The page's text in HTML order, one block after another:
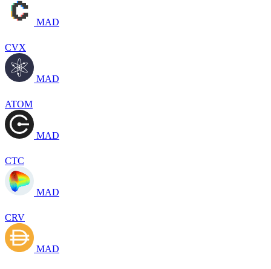
MAD
CVX
MAD
ATOM
MAD
CTC
MAD
CRV
MAD